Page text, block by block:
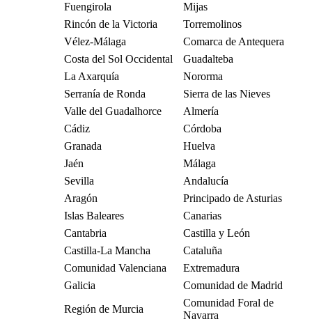
Fuengirola
Mijas
Rincón de la Victoria
Torremolinos
Vélez-Málaga
Comarca de Antequera
Costa del Sol Occidental
Guadalteba
La Axarquía
Nororma
Serranía de Ronda
Sierra de las Nieves
Valle del Guadalhorce
Almería
Cádiz
Córdoba
Granada
Huelva
Jaén
Málaga
Sevilla
Andalucía
Aragón
Principado de Asturias
Islas Baleares
Canarias
Cantabria
Castilla y León
Castilla-La Mancha
Cataluña
Comunidad Valenciana
Extremadura
Galicia
Comunidad de Madrid
Región de Murcia
Comunidad Foral de
Navarra